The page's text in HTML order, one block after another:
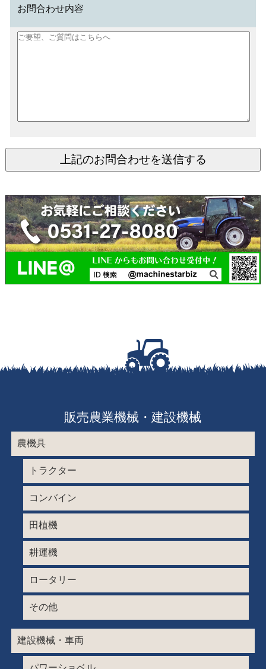
お問合わせ内容
販売農業機械・建設機械
農機具
トラクター
コンバイン
田植機
耕運機
ロータリー
その他
建設機械・車両